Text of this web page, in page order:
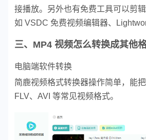
接播放。 另外也有免费工具可以剪
如 VSDC 免费视频编辑器、
三、MP4 视频怎么转换成其他
电脑端软件转换
简鹿视频格式转换器操作简单，能把
FLV、AVI 等常见视频格式。